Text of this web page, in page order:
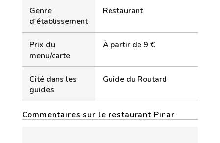
Genre
d'établissement
Restaurant
Prix du
menu/carte
À partir de 9 €
Cité dans les
guides
Guide du Routard
Commentaires sur le restaurant Pinar